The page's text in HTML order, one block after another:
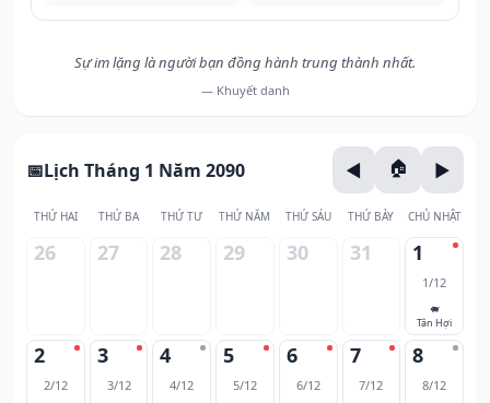
Sự im lặng là người bạn đồng hành trung thành nhất.
— Khuyết danh
Lịch Tháng 1 Năm 2090
THỨ HAI THỨ BA THỨ TƯ THỨ NĂM THỨ SÁU THỨ BẢY CHỦ NHẬT
26 27 28 29 30 31 1
1/12
🐖
Tân Hợi
2
2/12
3
3/12
4
4/12
5
5/12
6
6/12
7
7/12
8
8/12